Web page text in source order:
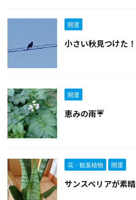
開運
小さい秋見つけた！
開運
恵みの雨☔
花・観葉植物 開運
サンスベリアが素